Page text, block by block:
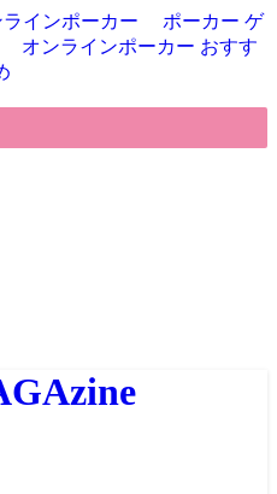
ラインポーカー
ポーカー ゲ
オンラインポーカー おすす